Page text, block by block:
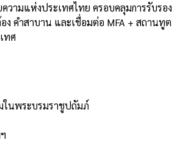
วามแห่งประเทศไทย ครอบคลุมการรับรอง
ง คำสาบาน และเชื่อมต่อ MFA + สถานทูต
ทศ
ในพระบรมราชูปถัมภ์